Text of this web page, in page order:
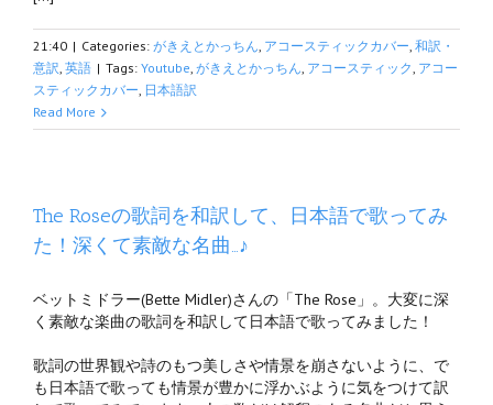
21:40 | Categories: がきえとかっちん, アコースティックカバー, 和訳・
意訳, 英語 | Tags: Youtube, がきえとかっちん, アコースティック, アコー
スティックカバー, 日本語訳
Read More
The Roseの歌詞を和訳して、日本語で歌ってみ
た！深くて素敵な名曲…♪
ベットミドラー(Bette Midler)さんの「The Rose」。大変に深
く素敵な楽曲の歌詞を和訳して日本語で歌ってみました！
歌詞の世界観や詩のもつ美しさや情景を崩さないように、で
も日本語で歌っても情景が豊かに浮かぶように気をつけて訳